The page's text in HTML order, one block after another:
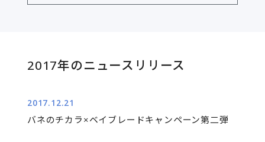
2017年のニュースリリース
2017.12.21
バネのチカラ×ベイブレードキャンペーン第二弾